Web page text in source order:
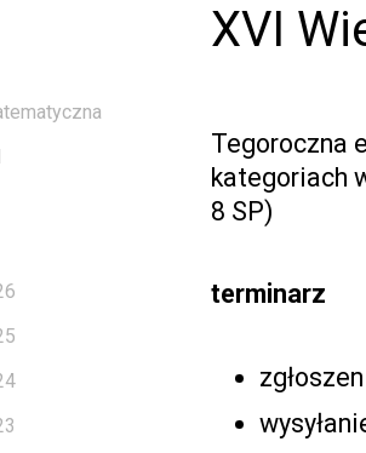
XVI
Tegoroczna
kategoriach
8 SP)
terminarz